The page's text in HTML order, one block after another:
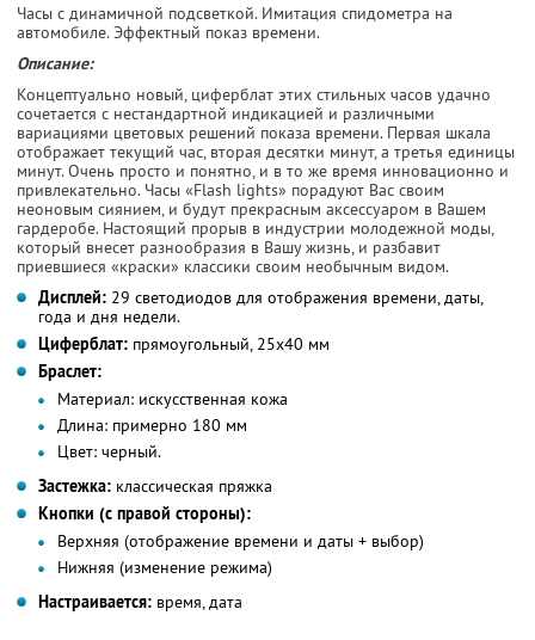
Часы с динамичной подсветкой. Имитация спидометра на
автомобиле. Эффектный показ времени.
Описание:
Концептуально новый, циферблат этих стильных часов удачно
сочетается с нестандартной индикацией и различными
вариациями цветовых решений показа времени. Первая шкала
отображает текущий час, вторая десятки минут, а третья единицы
минут. Очень просто и понятно, и в то же время инновационно и
привлекательно. Часы «Flash lights» порадуют Вас своим
неоновым сиянием, и будут прекрасным аксессуаром в Вашем
гардеробе. Настоящий прорыв в индустрии молодежной моды,
который внесет разнообразия в Вашу жизнь, и разбавит
приевшиеся «краски» классики своим необычным видом.
Дисплей: 29 светодиодов для отображения времени, даты,
года и дня недели.
Циферблат: прямоугольный, 25x40 мм
Браслет:
Материал: искусственная кожа
Длина: примерно 180 мм
Цвет: черный.
Застежка: классическая пряжка
Кнопки (с правой стороны):
Верхняя (отображение времени и даты + выбор)
Нижняя (изменение режима)
Настраивается: время, дата